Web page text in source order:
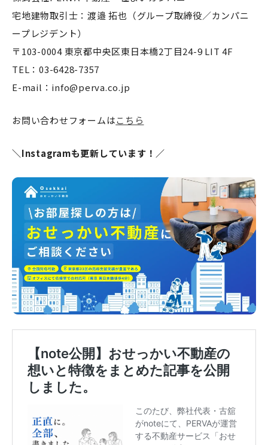
宅地建物取引士：渡邉 拓也（グループ取締役／カンパニ
ープレジデント）
〒103-0004 東京都中央区東日本橋2丁目24-9 LIT 4F
TEL：03-6428-7357
E-mail：info@perva.co.jp
お問い合わせフォームはこちら
＼Instagramも更新しています！／